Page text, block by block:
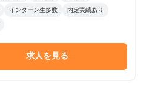
インターン生多数 内定実績あり
求人を見る